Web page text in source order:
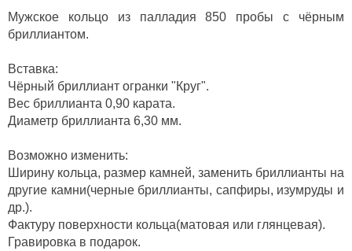
Мужское кольцо из палладия 850 пробы с чёрным
бриллиантом.
Вставка:
Чёрный бриллиант огранки "Круг".
Вес бриллианта 0,90 карата.
Диаметр бриллианта 6,30 мм.
Возможно изменить:
Ширину кольца, размер камней, заменить бриллианты на
другие камни(черные бриллианты, сапфиры, изумруды и
др.).
Фактуру поверхности кольца(матовая или глянцевая).
Гравировка в подарок.